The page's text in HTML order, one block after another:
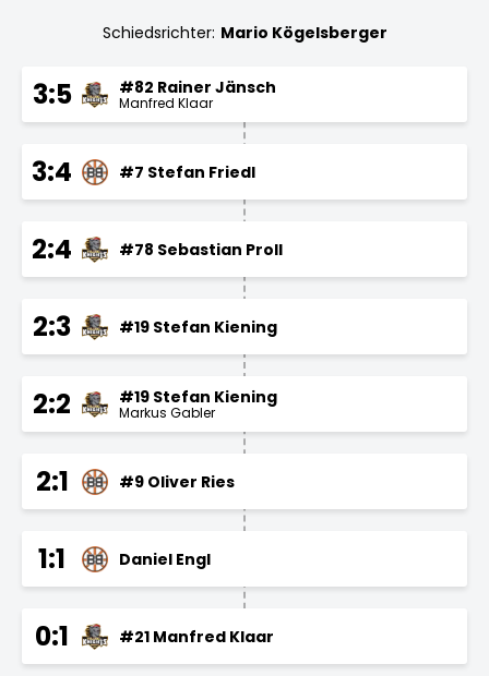
Schiedsrichter: Mario Kögelsberger
3:5 #82 Rainer Jänsch
Manfred Klaar
3:4 #7 Stefan Friedl
2:4 #78 Sebastian Proll
2:3 #19 Stefan Kiening
2:2 #19 Stefan Kiening
Markus Gabler
2:1 #9 Oliver Ries
1:1 Daniel Engl
0:1 #21 Manfred Klaar